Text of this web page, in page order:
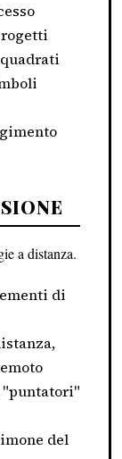
a distanza.
di
"puntatori"
del